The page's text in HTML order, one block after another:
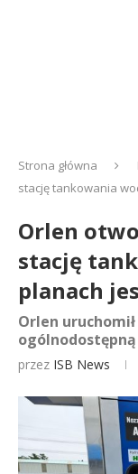
Strona główna
stację tankowania
Orlen
stację
planach
Orlen
przez ISB News